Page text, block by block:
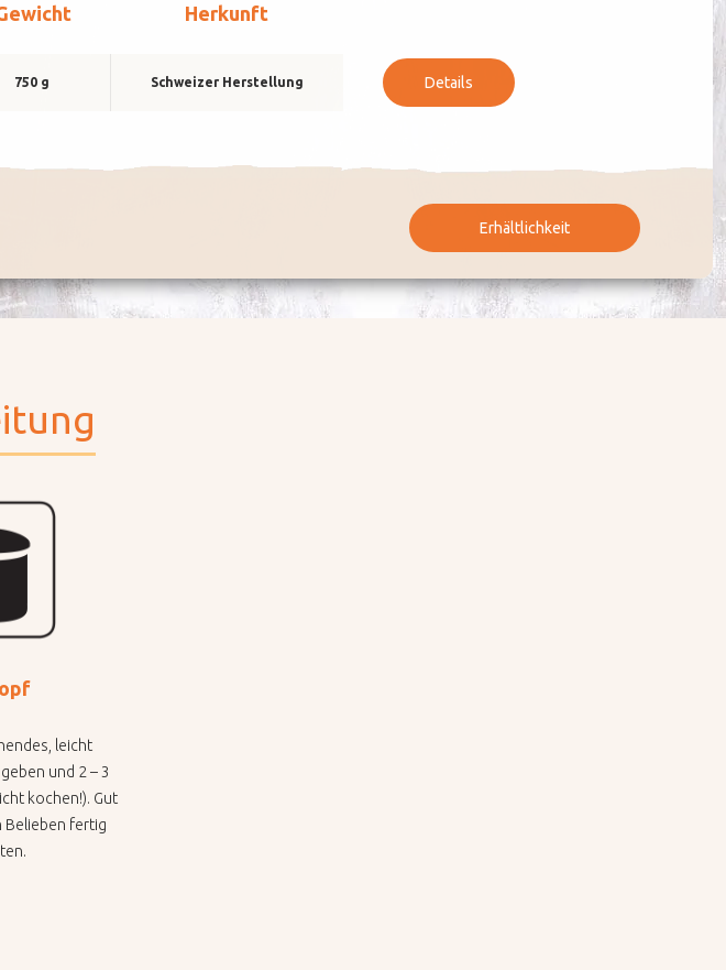
Herkunft
750 g Schweizer Herstellung Details
Erhältlichkeit
leicht
und 2 – 3
kochen!). Gut
Belieben fertig